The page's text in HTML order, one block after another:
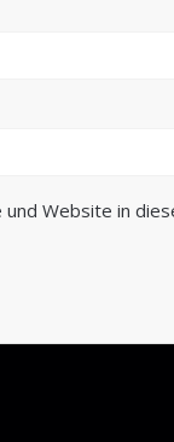
und Website in